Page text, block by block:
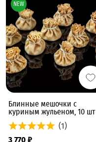
Блинные мешочки с
куриным жульеном, 10 шт
(1)
3 770 ₽
NEW